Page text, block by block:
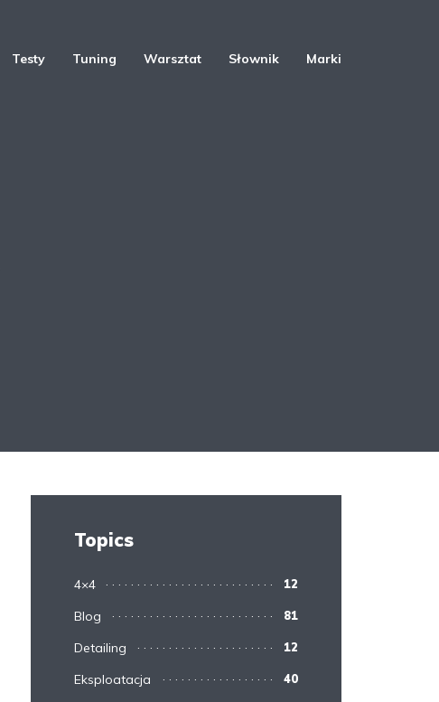
Testy Tuning Warsztat Słownik Marki
Topics
4×4 12
Blog 81
Detailing 12
Eksploatacja 40